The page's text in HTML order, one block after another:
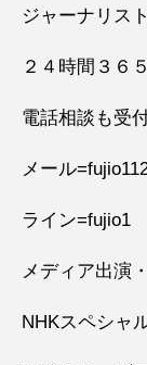
ジャーナリス
２４時間３６
電話相談も受
メール
ライン=fujio1
メディア出演
NHKスペシャ